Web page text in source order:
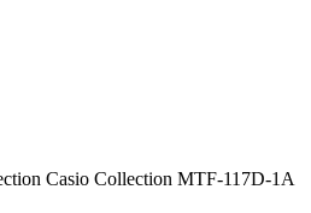
Casio Collection MTF-117D-1A